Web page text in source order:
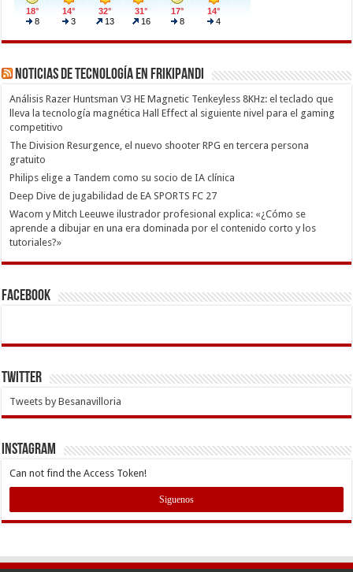
Noticias de Tecnología en Frikipandi
Análisis Razer Huntsman V3 HE Magnetic Tenkeyless 8KHz: el teclado que
lleva la tecnología magnética Hall Effect al siguiente nivel para el gaming
competitivo
The Division Resurgence, el nuevo shooter RPG en tercera persona
gratuito
Philips elige a Tandem como su socio de IA clínica
Deep Dive de jugabilidad de EA SPORTS FC 27
Wacom y Mitch Leeuwe ilustrador profesional explica: «¿Cómo se
aprende a dibujar en una era dominada por el contenido corto y los
tutoriales?»
Facebook
Twitter
Tweets by Besanavilloria
INSTAGRAM
Can not find the Access Token!
Siguenos